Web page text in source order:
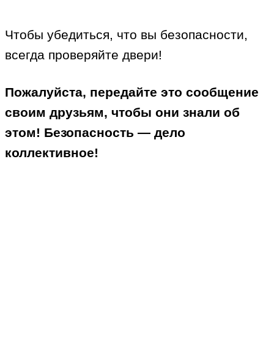
Чтобы убедиться, что вы безопасности,
всегда проверяйте двери!
Пожалуйста, передайте это сообщение
своим друзьям, чтобы они знали об
этом! Безопасность — дело
коллективное!